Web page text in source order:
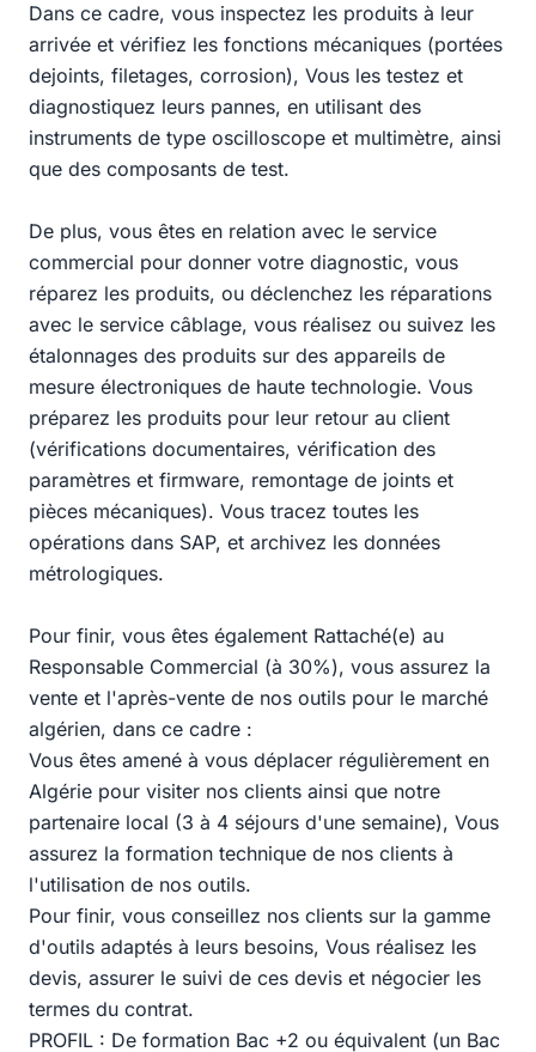
Dans ce cadre, vous inspectez les produits à leur
arrivée et vérifiez les fonctions mécaniques (portées
dejoints, filetages, corrosion), Vous les testez et
diagnostiquez leurs pannes, en utilisant des
instruments de type oscilloscope et multimètre, ainsi
que des composants de test.
De plus, vous êtes en relation avec le service
commercial pour donner votre diagnostic, vous
réparez les produits, ou déclenchez les réparations
avec le service câblage, vous réalisez ou suivez les
étalonnages des produits sur des appareils de
mesure électroniques de haute technologie. Vous
préparez les produits pour leur retour au client
(vérifications documentaires, vérification des
paramètres et firmware, remontage de joints et
pièces mécaniques). Vous tracez toutes les
opérations dans SAP, et archivez les données
métrologiques.
Pour finir, vous êtes également Rattaché(e) au
Responsable Commercial (à 30%), vous assurez la
vente et l'après-vente de nos outils pour le marché
algérien, dans ce cadre :
Vous êtes amené à vous déplacer régulièrement en
Algérie pour visiter nos clients ainsi que notre
partenaire local (3 à 4 séjours d'une semaine), Vous
assurez la formation technique de nos clients à
l'utilisation de nos outils.
Pour finir, vous conseillez nos clients sur la gamme
d'outils adaptés à leurs besoins, Vous réalisez les
devis, assurer le suivi de ces devis et négocier les
termes du contrat.
PROFIL : De formation Bac +2 ou équivalent (un Bac